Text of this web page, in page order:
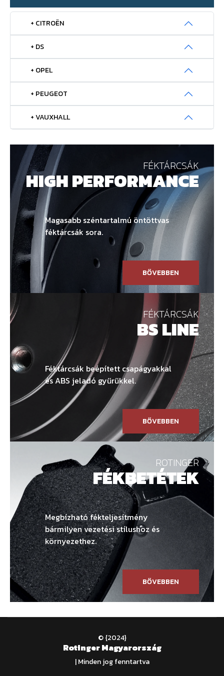
+ CITROËN
+ DS
+ OPEL
+ PEUGEOT
+ VAUXHALL
FÉKTÁRCSÁK
HIGH PERFORMANCE
Magasabb széntartalmú öntöttvas
féktárcsák sora.
BŐVEBBEN
FÉKTÁRCSÁK
BS LINE
Féktárcsák beépített csapágyakkal
és ABS jeladó gyűrűkkel.
BŐVEBBEN
ROTINGER
FÉKBETÉTEK
Megbízható fékteljesítmény
bármilyen vezetési stílushoz és
környezethez.
BŐVEBBEN
© {2024}
Rotinger Magyarország
| Minden jog fenntartva